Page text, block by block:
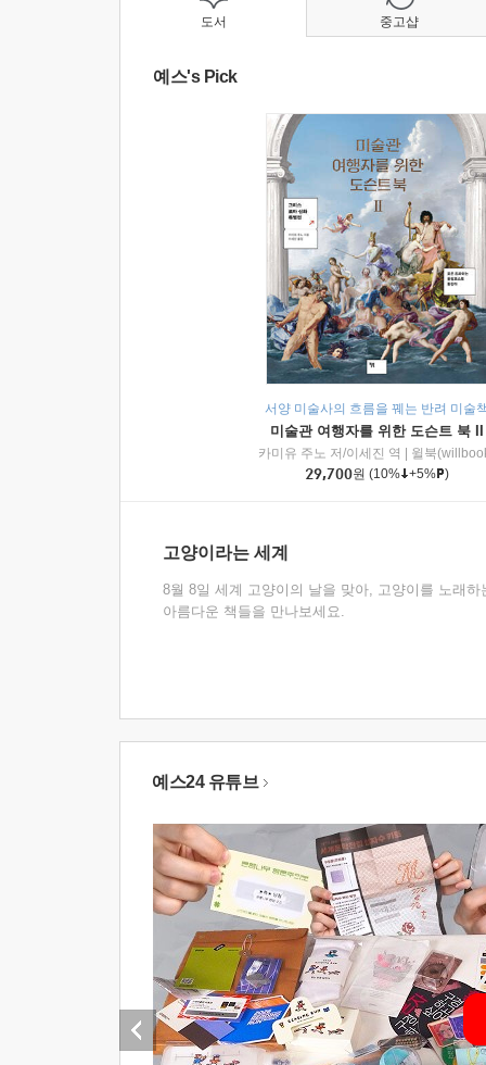
도서
예스's Pick
서양 미술사의 흐름을 꿰는 반려 미술
미술관 여행자를 위한 도슨트 북 II
카미유 주노 저/이세진 역
윌북
29,700원 (10% +5% )
고양이라는 세계
8월 8일 세계 고양이의 날을 맞아, 고양이를 노래하
아름다운 책들을 만나보세요.
중고샵
예스24 유튜브